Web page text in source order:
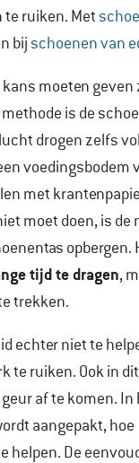
te ruiken. Met
bij schoenen van
moeten geven
is de
drogen zelfs
voedingsbodem
met
moet doen, is de
opbergen.
tijd te dragen,
trekken.
echter niet te
te ruiken. Ook in
af te komen. In
aangepakt, hoe
helpen. De